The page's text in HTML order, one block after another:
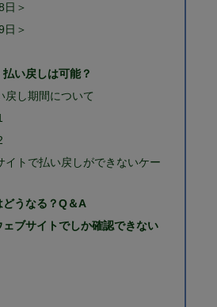
日＞
日＞
い戻しは可能？
戻し期間について
イトで払い戻しができないケー
どうなる？Q＆A
ブサイトでしか確認できない